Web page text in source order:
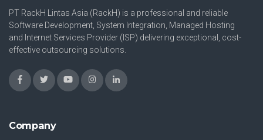
PT RackH Lintas Asia (RackH) is a professional and reliable
Software Development, System Integration, Managed Hosting
and Internet Services Provider (ISP) delivering exceptional, cost-
effective outsourcing solutions.
Company